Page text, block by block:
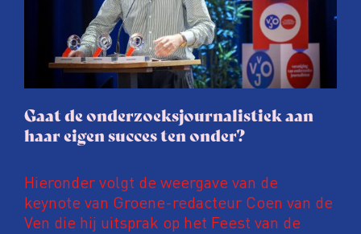
soms worden publicaties aangepast of
gaat de hele publicatie zelfs niet door.
Gaat de onderzoeksjournalistiek aan
haar eigen succes ten onder?
Hieronder volgt de weergave van de
keynote van Groene-redacteur Coen van de
Ven die hij uitsprak op het Feest van de